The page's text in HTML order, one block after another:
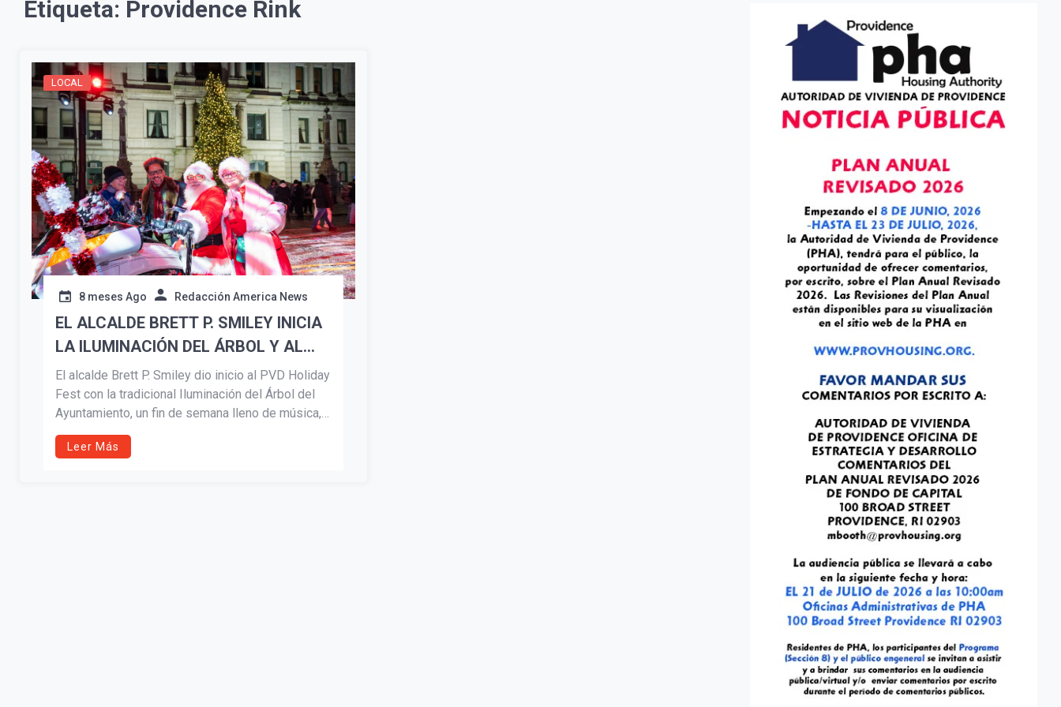
Etiqueta: Providence Rink
LOCAL
8 meses Ago Redacción America News
EL ALCALDE BRETT P. SMILEY INICIA
LA ILUMINACIÓN DEL ÁRBOL Y AL
PVD HOLIDAY FEST
El alcalde Brett P. Smiley dio inicio al PVD Holiday
Fest con la tradicional Iluminación del Árbol del
Ayuntamiento, un fin de semana lleno de música,
arte, patinaje y eventos comunitarios en el centro
de Providence y Federal Hill, celebrando la
Leer Más